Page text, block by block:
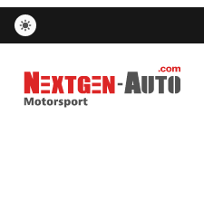
Nextgen-Auto.com